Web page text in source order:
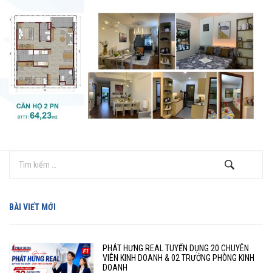
BÀI VIẾT MỚI
PHÁT HƯNG REAL TUYỂN DỤNG 20 CHUYÊN
VIÊN KINH DOANH & 02 TRƯỞNG PHÒNG KINH
DOANH